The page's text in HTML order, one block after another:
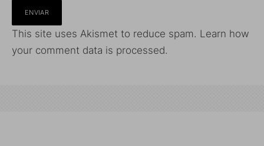
This site uses Akismet to reduce spam. Learn how
your comment data is processed.